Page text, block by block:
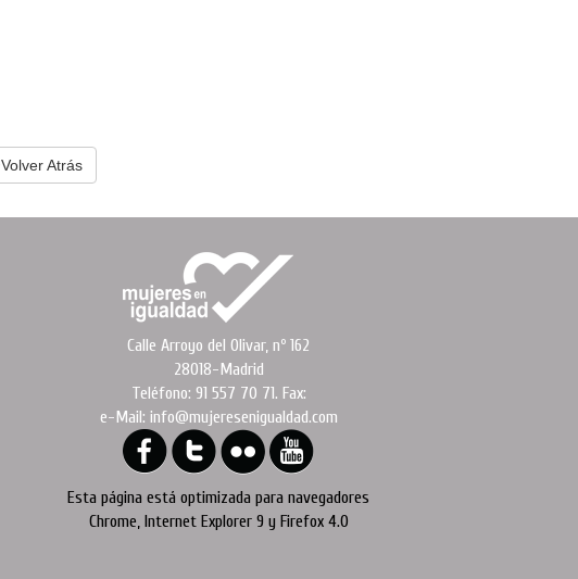
Volver Atrás
Calle Arroyo del Olivar, nº 162
28018-Madrid
Teléfono: 91 557 70 71. Fax:
e-Mail: info@mujeresenigualdad.com
Esta página está optimizada para navegadores
Chrome, Internet Explorer 9 y Firefox 4.0